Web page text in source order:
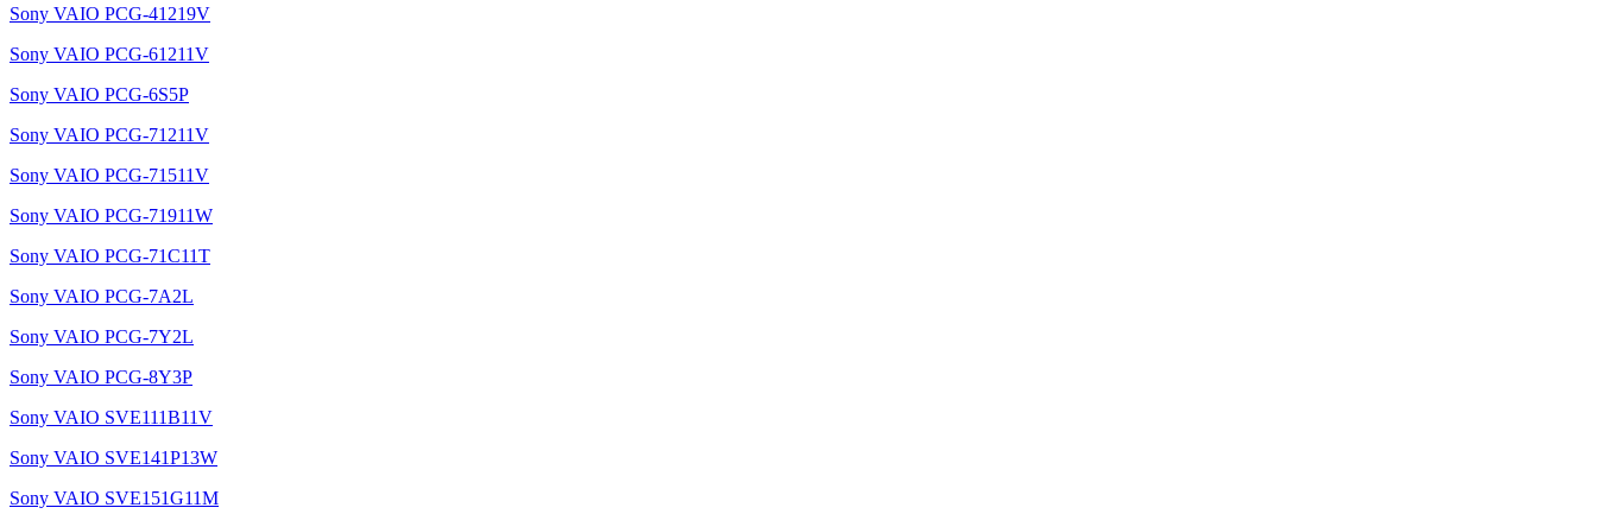
Sony VAIO PCG-41219V
Sony VAIO PCG-61211V
Sony VAIO PCG-6S5P
Sony VAIO PCG-71211V
Sony VAIO PCG-71511V
Sony VAIO PCG-71911W
Sony VAIO PCG-71C11T
Sony VAIO PCG-7A2L
Sony VAIO PCG-7Y2L
Sony VAIO PCG-8Y3P
Sony VAIO SVE111B11V
Sony VAIO SVE141P13W
Sony VAIO SVE151G11M